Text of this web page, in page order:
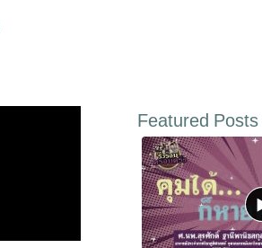
Featured Posts